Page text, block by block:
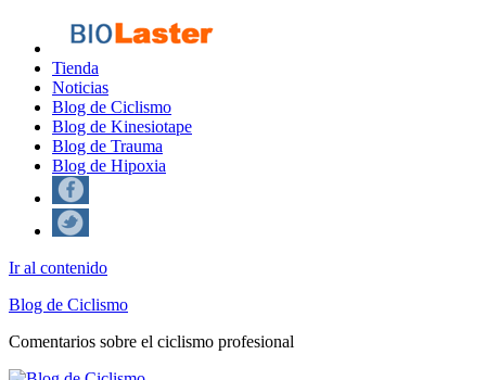
Tienda
Noticias
Blog de Ciclismo
Blog de Kinesiotape
Blog de Trauma
Blog de Hipoxia
Ir al contenido
Blog de Ciclismo
Comentarios sobre el ciclismo profesional